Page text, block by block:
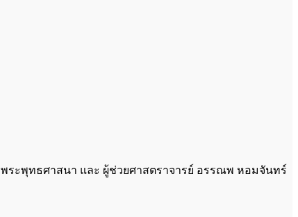
ระพุทธศาสนา และ ผู้ช่วยศาสตราจารย์ อรรณพ หอมจันทร์